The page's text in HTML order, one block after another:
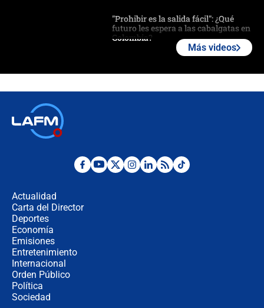
"Prohibir es la salida fácil": ¿Qué
futuro les espera a las cabalgatas en
Colombia?
Tras su posesión, presidente De la
Más videos
Actualidad
Carta del Director
Deportes
Economía
Emisiones
Entretenimiento
Internacional
Orden Público
Política
Sociedad